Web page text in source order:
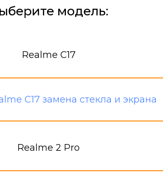
модель:
Realme C17
Realme 2 Pro